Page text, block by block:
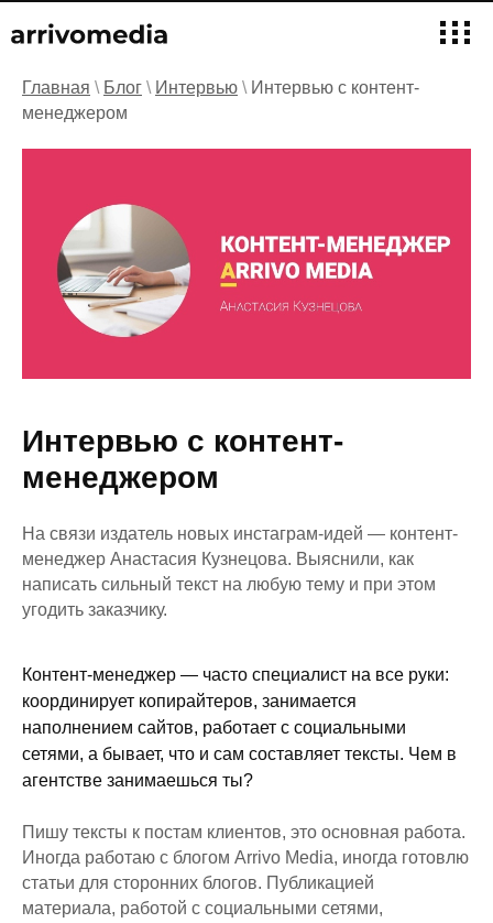
Главная \ Блог \ Интервью \ Интервью с контент-
менеджером
Интервью с контент-
менеджером
На связи издатель новых инстаграм-идей — контент-
менеджер Анастасия Кузнецова. Выяснили, как
написать сильный текст на любую тему и при этом
угодить заказчику.
Контент-менеджер — часто специалист на все руки:
координирует копирайтеров, занимается
наполнением сайтов, работает с социальными
сетями, а бывает, что и сам составляет тексты. Чем в
агентстве занимаешься ты?
Пишу тексты к постам клиентов, это основная работа.
Иногда работаю с блогом Arrivo Media, иногда готовлю
статьи для сторонних блогов. Публикацией
материала, работой с социальными сетями,